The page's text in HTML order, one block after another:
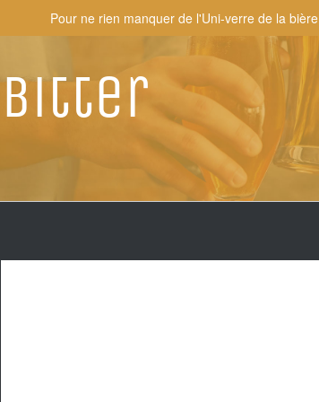
Bitter
Pour ne rien manquer de l'Uni-verre de la bière